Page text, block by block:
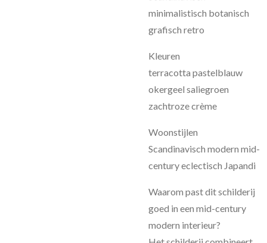
minimalistisch botanisch
grafisch retro
Kleuren
terracotta pastelblauw
okergeel saliegroen
zachtroze crème
Woonstijlen
Scandinavisch modern mid-
century eclectisch Japandi
Waarom past dit schilderij
goed in een mid-century
modern interieur?